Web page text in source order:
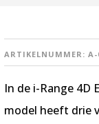
ARTIKELNUMMER:A-
In de i-Range 4D
model heeft drie